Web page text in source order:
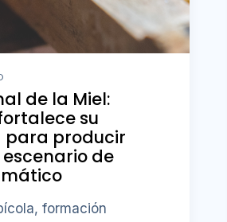
de la Miel:
su
producir
de
formación